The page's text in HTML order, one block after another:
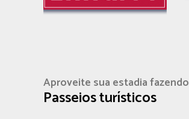
Aproveite sua estadia fazendo
Passeios turísticos